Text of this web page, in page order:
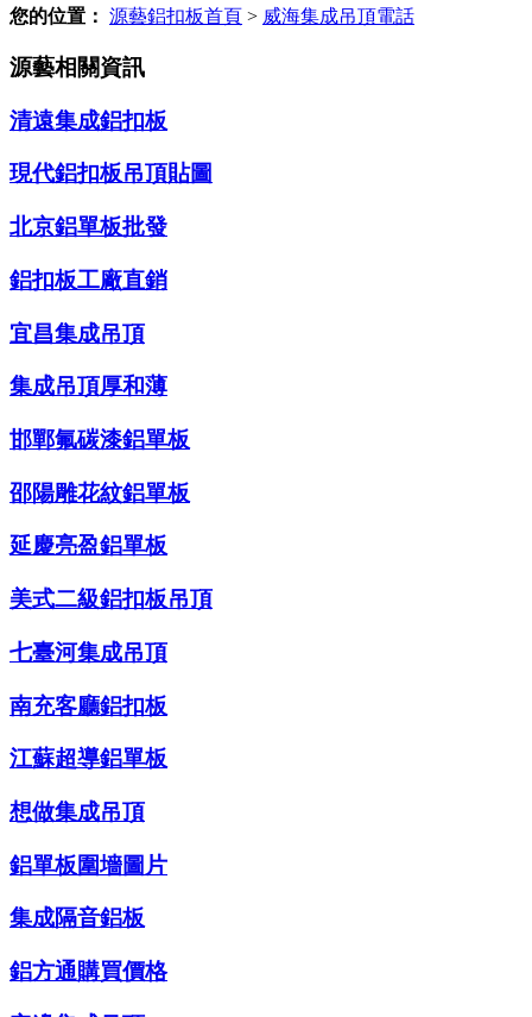
您的位置： 源藝鋁扣板首頁 > 威海集成吊頂電話
源藝相關資訊
清遠集成鋁扣板
現代鋁扣板吊頂貼圖
北京鋁單板批發
鋁扣板工廠直銷
宜昌集成吊頂
集成吊頂厚和薄
邯鄲氟碳漆鋁單板
邵陽雕花紋鋁單板
延慶亮盈鋁單板
美式二級鋁扣板吊頂
七臺河集成吊頂
南充客廳鋁扣板
江蘇超導鋁單板
想做集成吊頂
鋁單板圍墻圖片
集成隔音鋁板
鋁方通購買價格